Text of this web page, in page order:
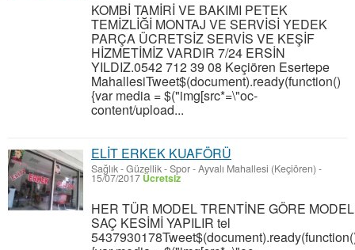
KOMBİ TAMİRİ VE BAKIMI PETEK
TEMİZLİĞİ MONTAJ VE SERVİSİ YEDEK
PARÇA ÜCRETSİZ SERVİS VE KEŞİF
HİZMETİMİZ VARDIR 7/24 ERSİN
YILDIZ.0542 712 39 08 Keçiören Esertepe
MahallesiTweet$(document).ready(function()
{var media = $("img[src*=\"oc-
content/upload...
ELİT ERKEK KUAFÖRÜ
Sağlık - Güzellik - Spor-Ayvalı Mahallesi (Keçiören) -
15/07/2017 Ücretsiz
HER TÜR MODEL TRENTİNE GÖRE MODEL
SAÇ KESİMİ YAPILIR tel